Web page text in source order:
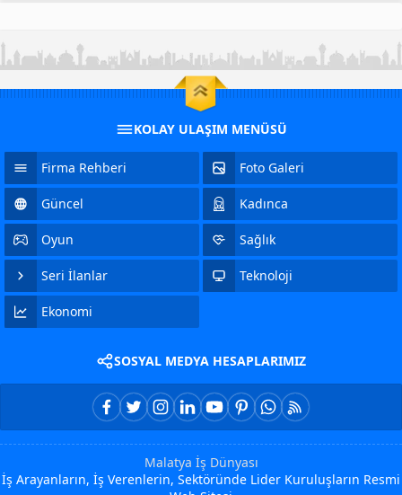
KOLAY ULAŞIM MENÜSÜ
Firma Rehberi Foto Galeri
Güncel Kadınca
Oyun Sağlık
Seri İlanlar Teknoloji
Ekonomi
SOSYAL MEDYA HESAPLARIMIZ
Malatya İş Dünyası
İş Arayanların, İş Verenlerin, Sektöründe Lider Kuruluşların Resmi